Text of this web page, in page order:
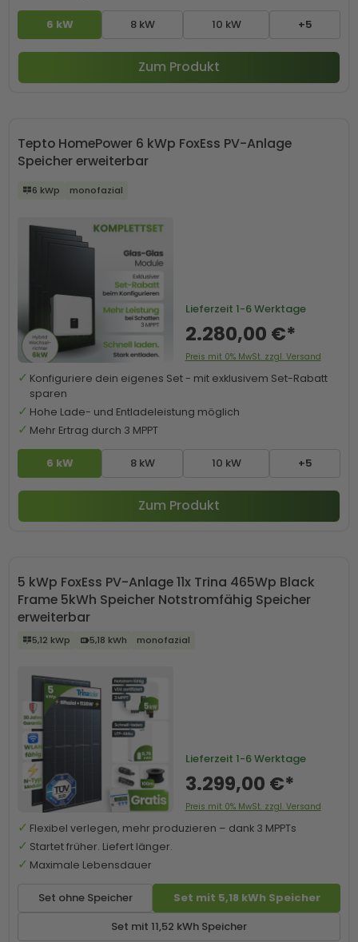
6 kW 8 kW 10 kW +5
Zum Produkt
Tepto HomePower 6 kWp FoxEss PV-Anlage
Speicher erweiterbar
6 kWp monofazial
6 kW 8 kW 10 kW +5
Lieferzeit 1-6 Werktage
2.280,00 €*
Preis mit 0% MwSt. zzgl. Versand
Konfiguriere dein eigenes Set - mit exklusivem Set-Rabatt
sparen
Hohe Lade- und Entladeleistung möglich
Mehr Ertrag durch 3 MPPT
Zum Produkt
5 kWp FoxEss PV-Anlage 11x Trina 465Wp Black
Frame 5kWh Speicher Notstromfähig Speicher
erweiterbar
5,12 kWp 5,18 kWh monofazial
Set ohne Speicher
Set mit 5,18 kWh Speicher
Set mit 11,52 kWh Speicher
Lieferzeit 1-6 Werktage
3.299,00 €*
Preis mit 0% MwSt. zzgl. Versand
Flexibel verlegen, mehr produzieren – dank 3 MPPTs
Startet früher. Liefert länger.
Maximale Lebensdauer